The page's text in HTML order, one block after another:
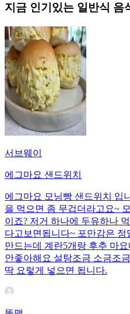
지금 인기있는 일반식 음
서브웨이
에그마요 샌드위치
에그마요 모닝빵 샌드위치 입
을 먹으면 좀 무겁더라고요~
이죠? 저거 하나에 두유하나
다고보면됩니다~ 포만감은
만드는데 계란5개랑 후추 마
안좋아해요 설탕조금 소금조
딱 요렇게 넣으면 됩니다.